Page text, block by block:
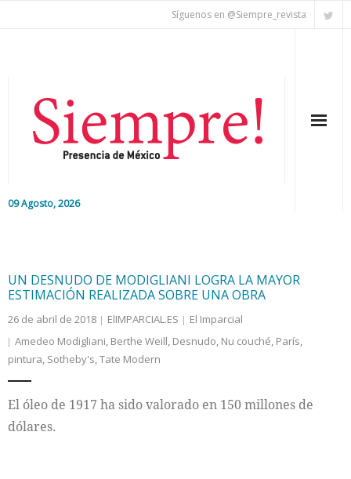
Síguenos en @Siempre_revista
09 Agosto, 2026
Colaboradores
Cultura
UN DESNUDO DE MODIGLIANI LOGRA LA MAYOR
ESTIMACIÓN REALIZADA SOBRE UNA OBRA
26 de abril de 2018 ElIMPARCIAL.ES
El Imparcial
Amedeo Modigliani, Berthe Weill, Desnudo, Nu couché, París,
pintura, Sotheby's,Tate Modern
El óleo de 1917 ha sido valorado en 150 millones de
dólares.